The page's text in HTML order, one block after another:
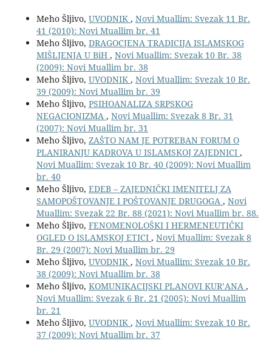
Meho Šljivo, UVODNIK , Novi Muallim: Svezak 11 Br.
41 (2010): Novi Muallim br. 41
Meho Šljivo, DRAGOCJENA TRADICIJA ISLAMSKOG
MIŠLJENJA U BiH , Novi Muallim: Svezak 10 Br. 38
(2009): Novi Muallim br. 38
Meho Šljivo, UVODNIK , Novi Muallim: Svezak 10 Br.
39 (2009): Novi Muallim br. 39
Meho Šljivo, PSIHOANALIZA SRPSKOG
NEGACIONIZMA , Novi Muallim: Svezak 8 Br. 31
(2007): Novi Muallim br. 31
Meho Šljivo, ZAŠTO NAM JE POTREBAN FORUM O
PLANIRANJU KADROVA U ISLAMSKOJ ZAJEDNICI ,
Novi Muallim: Svezak 10 Br. 40 (2009): Novi Muallim
br. 40
Meho Šljivo, EDEB – ZAJEDNIČKI IMENITELJ ZA
SAMOPOŠTOVANJE I POŠTOVANJE DRUGOGA , Novi
Muallim: Svezak 22 Br. 88 (2021): Novi Muallim br. 88.
Meho Šljivo, FENOMENOLOŠKI I HERMENEUTIČKI
OGLED O ISLAMSKOJ ETICI , Novi Muallim: Svezak 8
Br. 29 (2007): Novi Muallim br. 29
Meho Šljivo, UVODNIK , Novi Muallim: Svezak 10 Br.
38 (2009): Novi Muallim br. 38
Meho Šljivo, KOMUNIKACIJSKI PLANOVI KUR’ANA ,
Novi Muallim: Svezak 6 Br. 21 (2005): Novi Muallim
br. 21
Meho Šljivo, UVODNIK , Novi Muallim: Svezak 10 Br.
37 (2009): Novi Muallim br. 37